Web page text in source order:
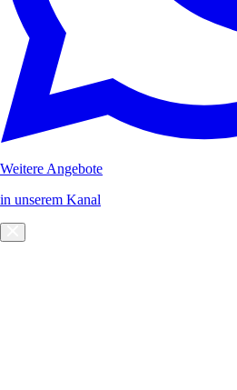
Weitere Angebote
in unserem Kanal